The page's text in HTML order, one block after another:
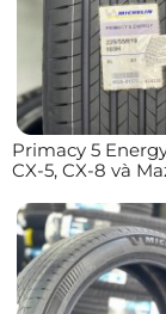
Primacy 5
CX-5, CX-8 và